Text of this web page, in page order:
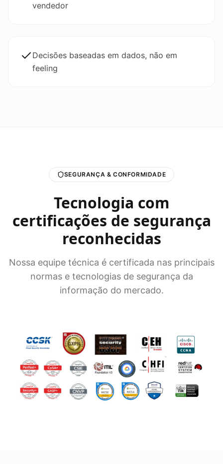
vendedor
Decisões baseadas em dados, não em
feeling
SEGURANÇA & CONFORMIDADE
Tecnologia com
certificações de segurança
reconhecidas
Nossa equipe técnica é certificada nas principais
normas e tecnologias de segurança da
informação do mercado.